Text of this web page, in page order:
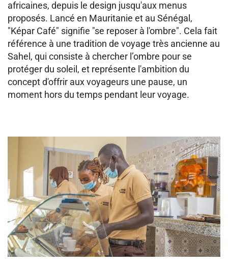
africaines, depuis le design jusqu'aux menus
proposés. Lancé en Mauritanie et au Sénégal,
"Képar Café" signifie "se reposer à l'ombre". Cela fait
référence à une tradition de voyage très ancienne au
Sahel, qui consiste à chercher l’ombre pour se
protéger du soleil, et représente l'ambition du
concept d'offrir aux voyageurs une pause, un
moment hors du temps pendant leur voyage.